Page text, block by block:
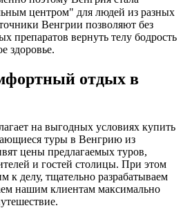
центром" для людей из разных
Венгрии позволяют без
препаратов вернуть телу бодрость
здоровье.
отдых в
на выгодных условиях купить
туры в Венгрию из
цены предлагаемых туров,
и гостей столицы. При этом
к делу, тщательно разрабатываем
нашим клиентам максимально